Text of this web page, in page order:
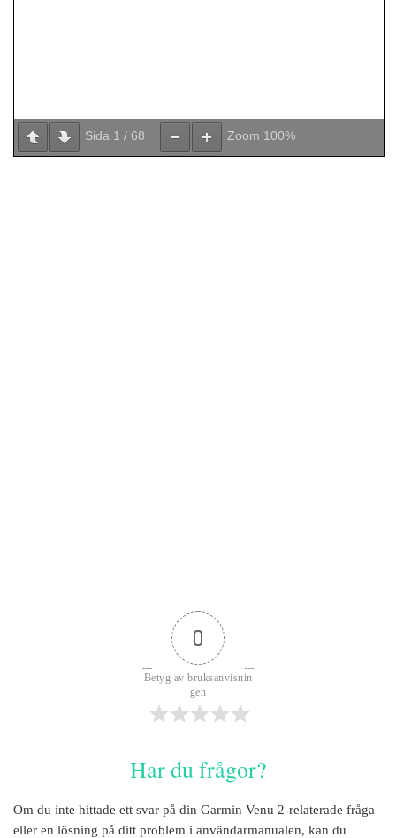
Sida 1 / 68 Zoom 100%
0
Betyg av bruksanvisnin
gen
Har du frågor?
Om du inte hittade ett svar på din Garmin Venu 2-relaterade fråga
eller en lösning på ditt problem i användarmanualen, kan du